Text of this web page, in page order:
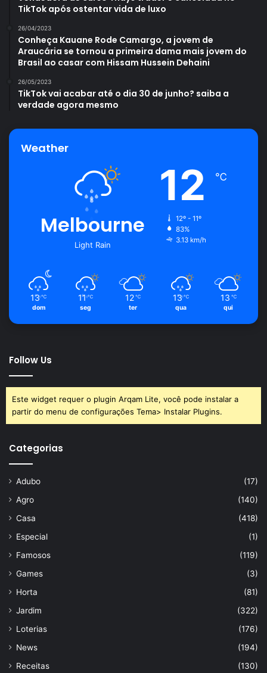
TikTok após ostentar vida de luxo
26/04/2023
Conheça Kauane Rode Camargo, a jovem de
Araucária se tornou a primeira dama mais jovem do
Brasil ao casar com Hissam Hussein Dehaini
26/05/2023
TikTok vai acabar até o dia 30 de junho? saiba a
verdade agora mesmo
Weather
Melbourne
Light Rain
12 ℃
12º - 11º
83%
3.13 km/h
13 ℃
dom
11 ℃
seg
12 ℃
ter
13 ℃
qua
13 ℃
qui
Follow Us
Este widget requer o plugin Arqam Lite, você pode instalar a
partir do menu de configurações Tema> Instalar Plugins.
Categorias
Adubo
(17)
Agro
(140)
Casa
(418)
Especial
(1)
Famosos
(119)
Games
(3)
Horta
(81)
Jardim
(322)
Loterias
(176)
News
(194)
Receitas
(130)